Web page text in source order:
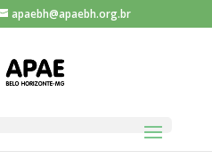
apaebh@apaebh.org.br